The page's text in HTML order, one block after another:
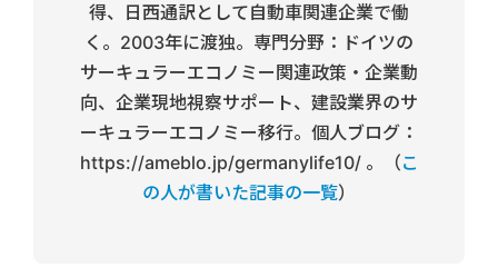
得、日西通訳として自動車関連企業で働
く。2003年に渡独。専門分野：ドイツの
サーキュラーエコノミー関連政策・企業動
向、企業現地視察サポート、建設業界のサ
ーキュラーエコノミー移行。個人ブログ：
https://ameblo.jp/germanylife10/ 。（こ
の人が書いた記事の一覧）